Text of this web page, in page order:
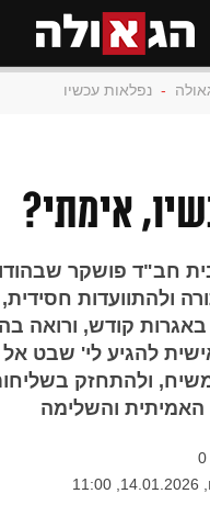
- נפלאות עכשיו
אימתי?
חב"ד פושקר
ולהתוועדות
קודש, ורואה
להגיע לי' שבט אל
ולהתחזק
האמיתית והשלימה
0